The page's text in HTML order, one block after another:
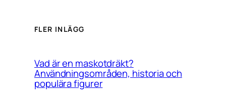
FLER INLÄGG
Vad är en maskotdräkt?
Användningsområden, historia och
populära figurer